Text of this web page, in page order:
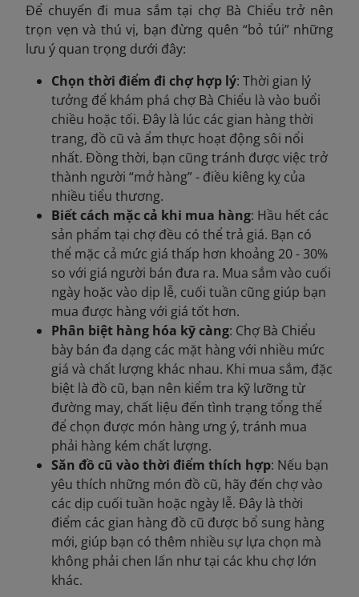
Để chuyến đi mua sắm tại chợ Bà Chiểu trở nên
trọn vẹn và thú vị, bạn đừng quên “bỏ túi” những
lưu ý quan trọng dưới đây:
Chọn thời điểm đi chợ hợp lý: Thời gian lý
tưởng để khám phá chợ Bà Chiểu là vào buổi
chiều hoặc tối. Đây là lúc các gian hàng thời
trang, đồ cũ và ẩm thực hoạt động sôi nổi
nhất. Đồng thời, bạn cũng tránh được việc trở
thành người “mở hàng” - điều kiêng kỵ của
nhiều tiểu thương.
Biết cách mặc cả khi mua hàng: Hầu hết các
sản phẩm tại chợ đều có thể trả giá. Bạn có
thể mặc cả mức giá thấp hơn khoảng 20 - 30%
so với giá người bán đưa ra. Mua sắm vào cuối
ngày hoặc vào dịp lễ, cuối tuần cũng giúp bạn
mua được hàng với giá tốt hơn.
Phân biệt hàng hóa kỹ càng: Chợ Bà Chiểu
bày bán đa dạng các mặt hàng với nhiều mức
giá và chất lượng khác nhau. Khi mua sắm, đặc
biệt là đồ cũ, bạn nên kiểm tra kỹ lưỡng từ
đường may, chất liệu đến tình trạng tổng thể
để chọn được món hàng ưng ý, tránh mua
phải hàng kém chất lượng.
Săn đồ cũ vào thời điểm thích hợp: Nếu bạn
yêu thích những món đồ cũ, hãy đến chợ vào
các dịp cuối tuần hoặc ngày lễ. Đây là thời
điểm các gian hàng đồ cũ được bổ sung hàng
mới, giúp bạn có thêm nhiều sự lựa chọn mà
không phải chen lấn như tại các khu chợ lớn
khác.